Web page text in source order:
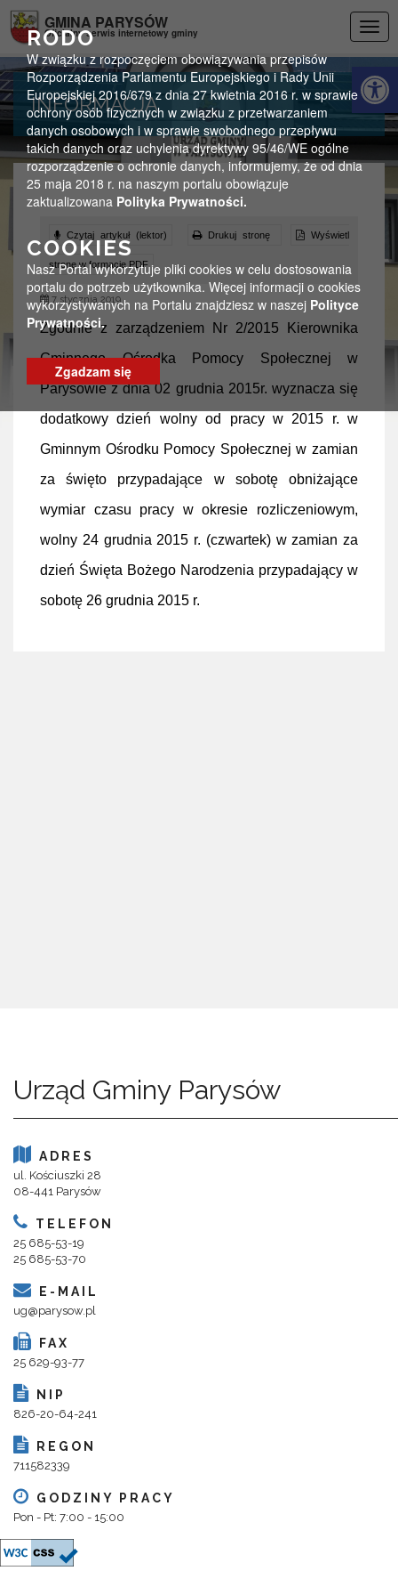
RODO
W związku z rozpoczęciem obowiązywania przepisów
Rozporządzenia Parlamentu Europejskiego i Rady Unii
Europejskiej 2016/679 z dnia 27 kwietnia 2016 r. w sprawie
ochrony osób fizycznych w związku z przetwarzaniem
danych osobowych i w sprawie swobodnego przepływu
takich danych oraz uchylenia dyrektywy 95/46/WE ogólne
rozporządzenie o ochronie danych, informujemy, że od dnia
25 maja 2018 r. na naszym portalu obowiązuje
zaktualizowana Polityka Prywatności.
COOKIES
Nasz Portal wykorzytuje pliki cookies w celu dostosowania
portalu do potrzeb użytkownika. Więcej informacji o cookies
wykorzystywanych na Portalu znajdziesz w naszej Polityce
Prywatności.
Zgadzam się
GMINA PARYSÓW
Oficjalny serwis internetowy gminy
INFORMACJA
Czytaj artykuł (lektor) Drukuj stronę Wyświetl
stronę w formacie PDF
7 stycznia 2019
Zgodnie z zarządzeniem Nr 2/2015 Kierownika
Gminnego Ośrodka Pomocy Społecznej w
Parysowie z dnia 02 grudnia 2015r. wyznacza się
dodatkowy dzień wolny od pracy w 2015 r. w
Gminnym Ośrodku Pomocy Społecznej w zamian
za święto przypadające w sobotę obniżające
wymiar czasu pracy w okresie rozliczeniowym,
wolny 24 grudnia 2015 r. (czwartek) w zamian za
dzień Święta Bożego Narodzenia przypadający w
sobotę 26 grudnia 2015 r.
Urząd Gminy Parysów
ADRES
ul. Kościuszki 28
08-441 Parysów
TELEFON
25 685-53-19
25 685-53-70
E-MAIL
ug@parysow.pl
FAX
25 629-93-77
NIP
826-20-64-241
REGON
711582339
GODZINY PRACY
Pon - Pt: 7:00 - 15:00